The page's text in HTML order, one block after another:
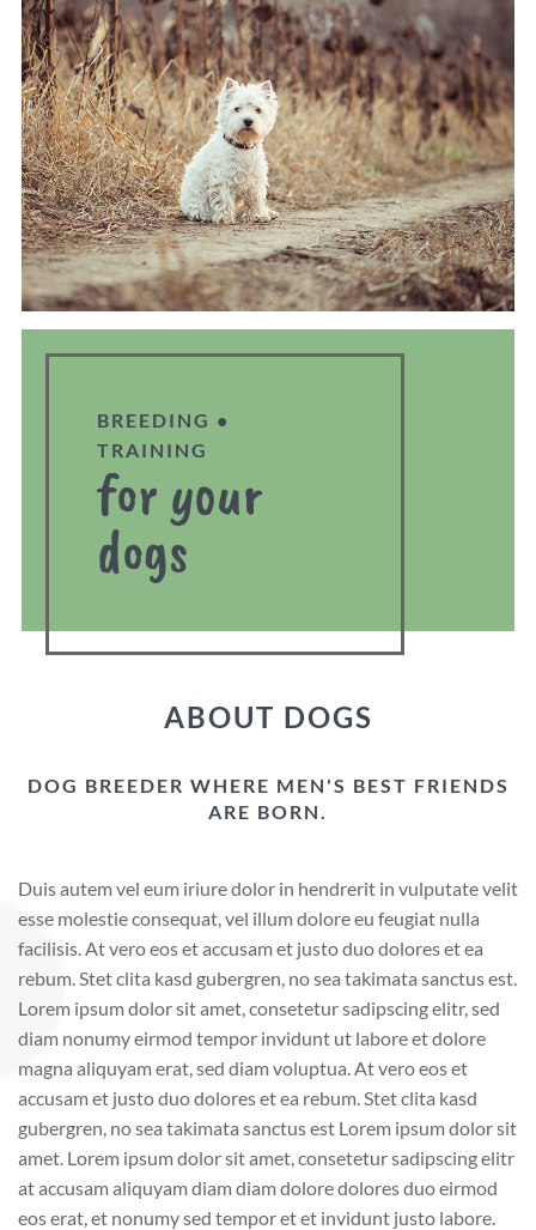
BREEDING •
TRAINING
for your
dogs
ABOUT DOGS
DOG BREEDER WHERE MEN'S BEST FRIENDS
ARE BORN.
Duis autem vel eum iriure dolor in hendrerit in vulputate velit
esse molestie consequat, vel illum dolore eu feugiat nulla
facilisis. At vero eos et accusam et justo duo dolores et ea
rebum. Stet clita kasd gubergren, no sea takimata sanctus est.
Lorem ipsum dolor sit amet, consetetur sadipscing elitr, sed
diam nonumy eirmod tempor invidunt ut labore et dolore
magna aliquyam erat, sed diam voluptua. At vero eos et
accusam et justo duo dolores et ea rebum. Stet clita kasd
gubergren, no sea takimata sanctus est Lorem ipsum dolor sit
amet. Lorem ipsum dolor sit amet, consetetur sadipscing elitr
at accusam aliquyam diam diam dolore dolores duo eirmod
eos erat, et nonumy sed tempor et et invidunt justo labore.